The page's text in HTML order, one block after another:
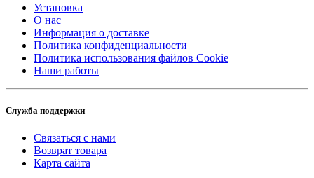
Установка
О нас
Информация о доставке
Политика конфиденциальности
Политика использования файлов Cookie
Наши работы
Служба поддержки
Связаться с нами
Возврат товара
Карта сайта